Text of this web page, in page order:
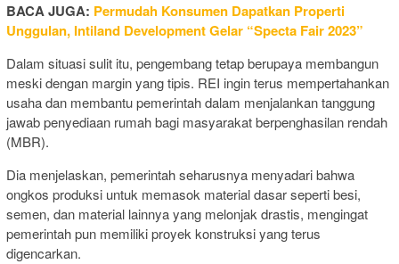
BACA JUGA: Permudah Konsumen Dapatkan Properti
Unggulan, Intiland Development Gelar “Specta Fair 2023”
Dalam situasi sulit itu, pengembang tetap berupaya membangun
meski dengan margin yang tipis. REI ingin terus mempertahankan
usaha dan membantu pemerintah dalam menjalankan tanggung
jawab penyediaan rumah bagi masyarakat berpenghasilan rendah
(MBR).
Dia menjelaskan, pemerintah seharusnya menyadari bahwa
ongkos produksi untuk memasok material dasar seperti besi,
semen, dan material lainnya yang melonjak drastis, mengingat
pemerintah pun memiliki proyek konstruksi yang terus
digencarkan.